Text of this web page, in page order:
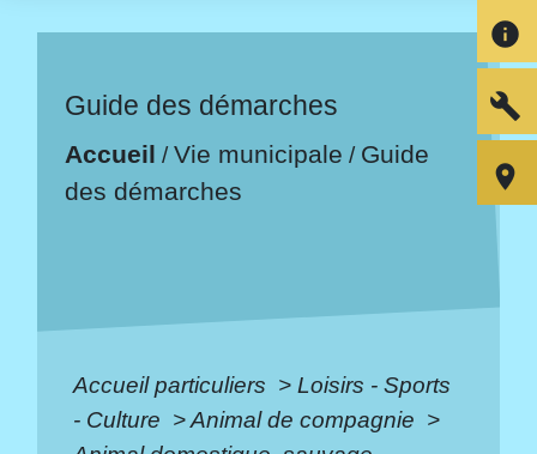
Guide des démarches
Accueil /Vie municipale / Guide
des démarches
Accueil particuliers > Loisirs - Sports
- Culture >Animal de compagnie >
info
build
room